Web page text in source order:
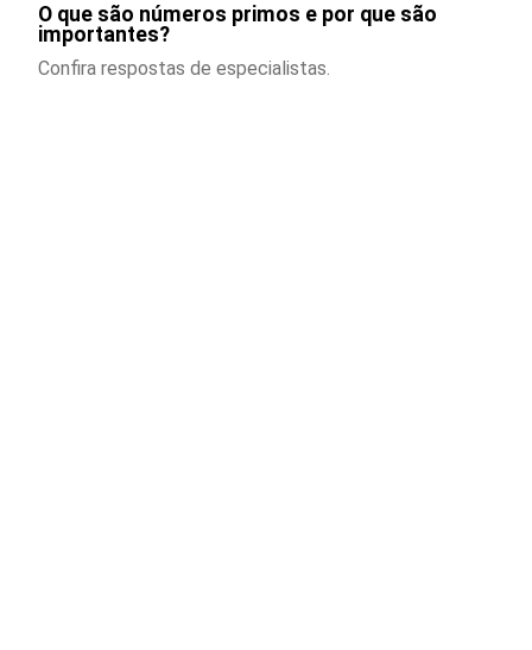
O que são números primos e por que são
importantes?
Confira respostas de especialistas.